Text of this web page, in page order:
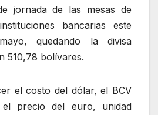
jornada de las mesas de
bancarias este
quedando la divisa
510,78 bolívares.
el costo del dólar, el BCV
el precio del euro, unidad